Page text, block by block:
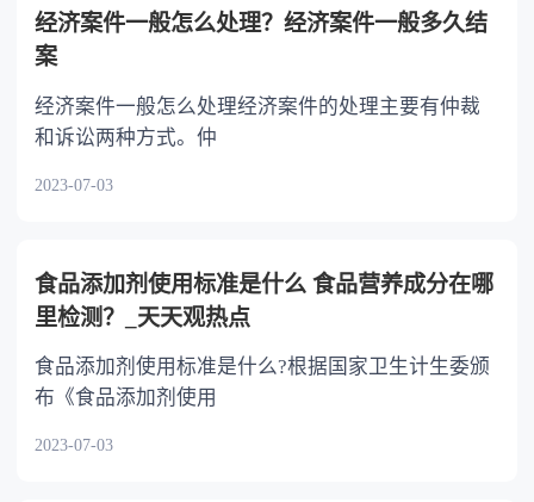
经济案件一般怎么处理？经济案件一般多久结
案
经济案件一般怎么处理经济案件的处理主要有仲裁
和诉讼两种方式。仲
2023-07-03
食品添加剂使用标准是什么 食品营养成分在哪
里检测？_天天观热点
食品添加剂使用标准是什么?根据国家卫生计生委颁
布《食品添加剂使用
2023-07-03